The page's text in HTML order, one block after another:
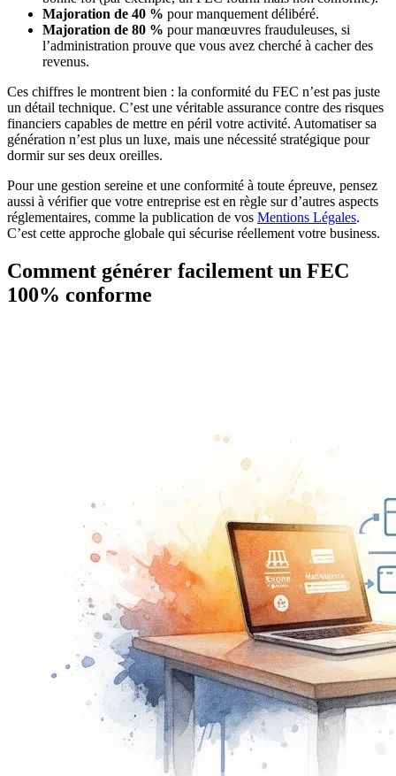
Majoration de 40 % pour manquement délibéré.
Majoration de 80 % pour manœuvres frauduleuses, si
l’administration prouve que vous avez cherché à cacher des
revenus.
Ces chiffres le montrent bien : la conformité du FEC n’est pas juste
un détail technique. C’est une véritable assurance contre des risques
financiers capables de mettre en péril votre activité. Automatiser sa
génération n’est plus un luxe, mais une nécessité stratégique pour
dormir sur ses deux oreilles.
Pour une gestion sereine et une conformité à toute épreuve, pensez
aussi à vérifier que votre entreprise est en règle sur d’autres aspects
réglementaires, comme la publication de vos Mentions Légales.
C’est cette approche globale qui sécurise réellement votre business.
Comment générer facilement un FEC
100% conforme